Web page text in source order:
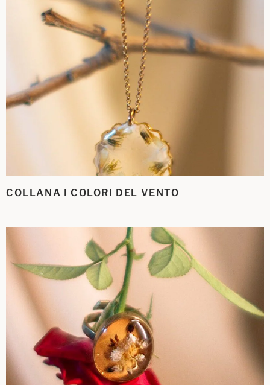
COLLANA I COLORI DEL VENTO